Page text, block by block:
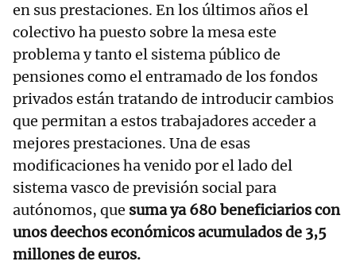
en sus prestaciones. En los últimos años el
colectivo ha puesto sobre la mesa este
problema y tanto el sistema público de
pensiones como el entramado de los fondos
privados están tratando de introducir cambios
que permitan a estos trabajadores acceder a
mejores prestaciones. Una de esas
modificaciones ha venido por el lado del
sistema vasco de previsión social para
autónomos, que suma ya 680 beneficiarios con
unos deechos económicos acumulados de 3,5
millones de euros.